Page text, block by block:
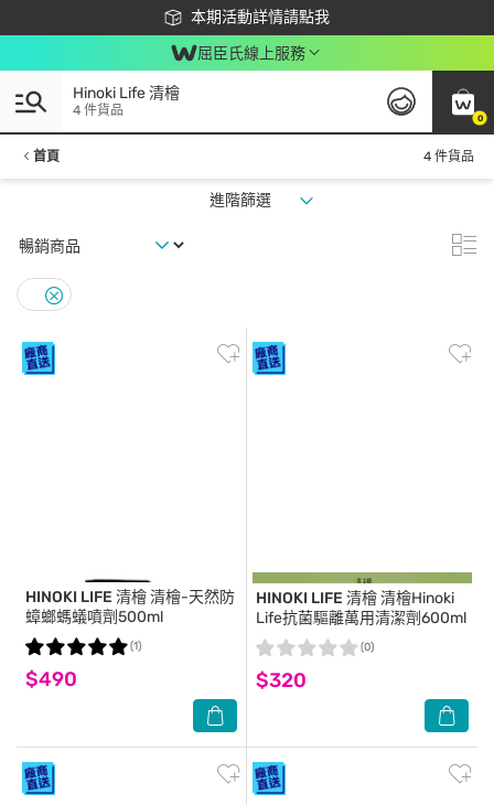
本期活動詳情請點我
下載app最高回饋$350
屈臣氏線上服務
0
Hinoki Life 清檜
4 件貨品
首頁 4 件貨品
進階篩選
HINOKI LIFE 清檜清檜-天然防
蟑螂螞蟻噴劑500ml
$490
(1)
HINOKI LIFE 清檜清檜Hinoki
Life抗菌驅離萬用清潔劑600ml
$320
(0)